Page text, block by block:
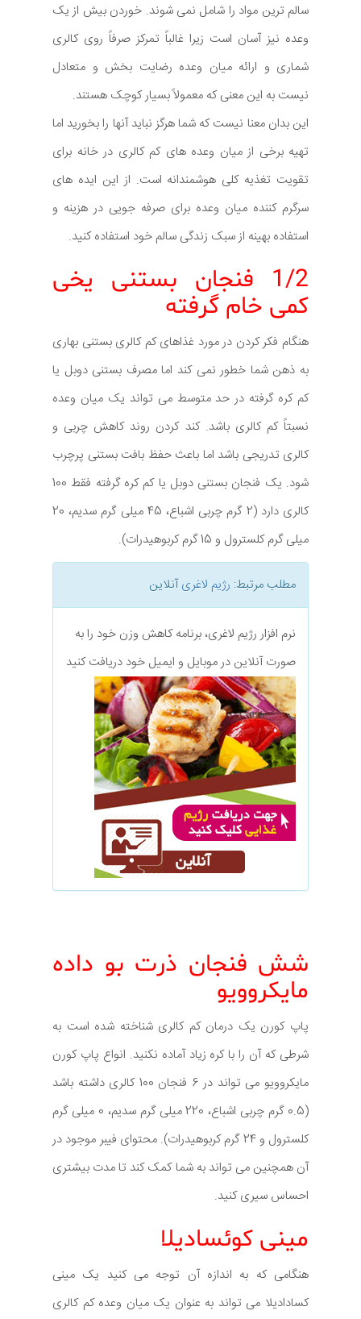
سالم ترین مواد را شامل نمی شوند. خوردن بیش از یک
وعده نیز آسان است زیرا غالباً تمرکز صرفاً روی کالری
شماری و ارائه میان وعده رضایت بخش و متعادل
نیست به این معنی که معمولاً بسیار کوچک هستند.
این بدان معنا نیست که شما هرگز نباید آنها را بخورید اما
تهیه برخی از میان وعده های کم کالری در خانه برای
تقویت تغذیه کلی هوشمندانه است. از این ایده های
سرگرم کننده میان وعده برای صرفه جویی در هزینه و
استفاده بهینه از سبک زندگی سالم خود استفاده کنید.
1/2 فنجان بستنی یخی
کمی خام گرفته
هنگام فکر کردن در مورد غذاهای کم کالری بستنی بهاری
به ذهن شما خطور نمی کند اما مصرف بستنی دوبل یا
کم کره گرفته در حد متوسط می تواند یک میان وعده
نسبتاً کم کالری باشد. کند کردن روند کاهش چربی و
کالری تدریجی باشد اما باعث حفظ بافت بستنی پرچرب
شود. یک فنجان بستنی دوبل یا کم کره گرفته فقط 100
کالری دارد (2 گرم چربی اشباع، 45 میلی گرم سدیم، 20
میلی گرم کلسترول و 15 گرم کربوهیدرات).
مطلب مرتبط: رژیم لاغریآنلاین
نرم افزار رژیم لاغری، برنامه کاهش وزن خود را به
صورت آنلاین در موبایل و ایمیل خود دریافت کنید
شش فنجان ذرت بو داده
مایکروویو
پاپ کورن یک درمان کم کالری شناخته شده است به
شرطی که آن را با کره زیاد آماده نکنید. انواع پاپ کورن
مایکروویو می تواند در 6 فنجان 100 کالری داشته باشد
(0.5 گرم چربی اشباع، 220 میلی گرم سدیم، 0 میلی گرم
کلسترول و 24 گرم کربوهیدرات). محتوای فیبر موجود در
آن همچنین می تواند به شما کمک کند تا مدت بیشتری
احساس سیری کنید.
مینی کوئسادیلا
هنگامی که به اندازه آن توجه می کنید یک مینی
کسادادیلا می تواند به عنوان یک میان وعده کم کالری